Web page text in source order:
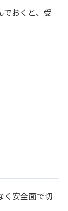
おくと、受
く安全面で切